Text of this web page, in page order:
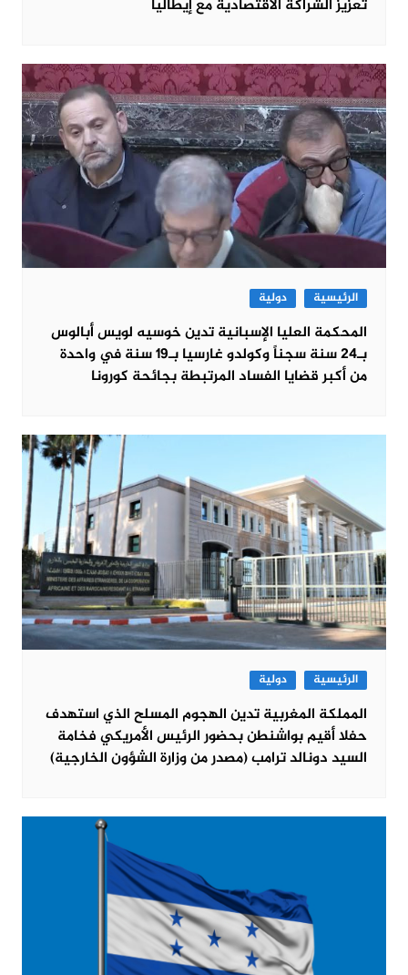
تعزيز الشراكة الاقتصادية مع إيطاليا
الرئيسية دولية
المحكمة العليا الإسبانية تدين خوسيه لويس أبالوس
بـ24 سنة سجناً وكولدو غارسيا بـ19 سنة في واحدة
من أكبر قضايا الفساد المرتبطة بجائحة كورونا
الرئيسية دولية
المملكة المغربية تدين الهجوم المسلح الذي استهدف
حفلا أقيم بواشنطن بحضور الرئيس الأمريكي فخامة
السيد دونالد ترامب (مصدر من وزارة الشؤون الخارجية)